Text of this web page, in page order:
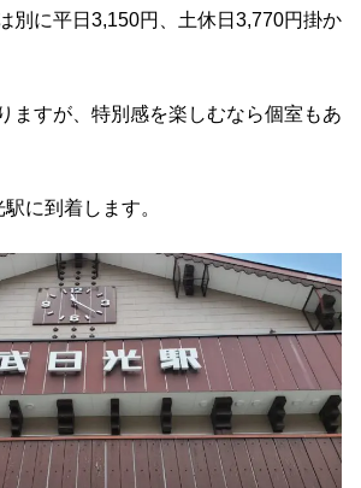
別に平日3,150円、土休日3,770円掛か
ますが、特別感を楽しむなら個室もあ
に到着します。